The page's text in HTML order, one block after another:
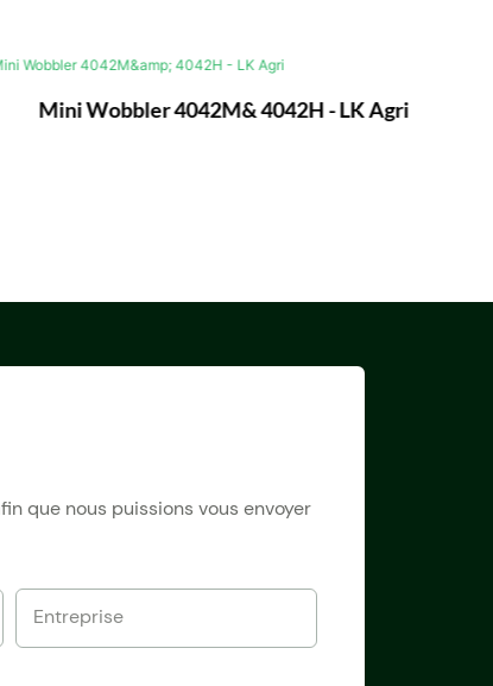
Mini Wobbler 4042M& 4042H - LK Agri
que nous puissions vous envoyer
Entreprise